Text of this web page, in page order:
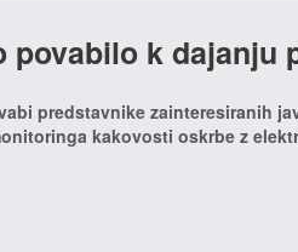
povabilo k dajanju
predstavnike zainteresiranih
kakovosti oskrbe z